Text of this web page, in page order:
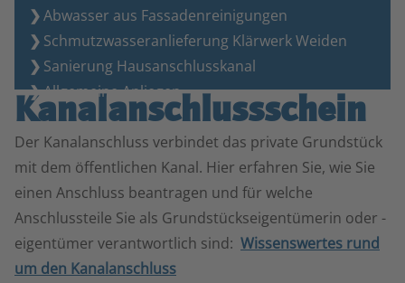
Abwasser aus Fassaden­­reinigungen
Schmutzwasser­anlieferung Klärwerk Weiden
Sanierung Hausanschluss­kanal
Allgemeine Anliegen
Kanalanschluss­schein
Der Kanalanschluss verbindet das private Grundstück
mit dem öffentlichen Kanal. Hier erfahren Sie, wie Sie
einen Anschluss beantragen und für welche
Anschlussteile Sie als Grundstückseigentümerin oder -
eigentümer verantwortlich sind: Wissenswertes rund
um den Kanalanschluss